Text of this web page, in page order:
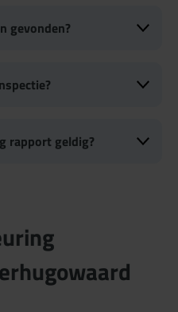
gevonden?
rapport geldig?